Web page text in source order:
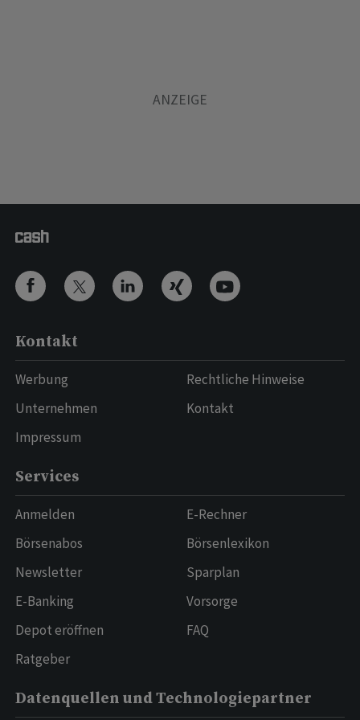
Kontakt
Werbung
Unternehmen
Impressum
Rechtliche Hinweise
Kontakt
Services
Anmelden
Börsenabos
Newsletter
E-Banking
Depot eröffnen
Ratgeber
E-Rechner
Börsenlexikon
Sparplan
Vorsorge
FAQ
Datenquellen und Technologiepartner